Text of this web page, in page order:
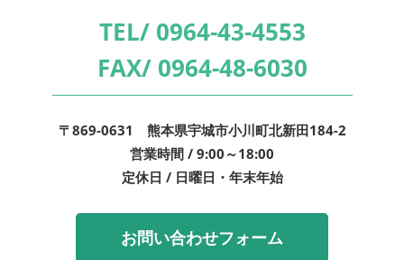
TEL/0964-43-4553
FAX/0964-48-6030
〒869-0631 熊本県宇城市小川町北新田184-2
営業時間 / 9:00～18:00
定休日 / 日曜日・年末年始
お問い合わせフォーム